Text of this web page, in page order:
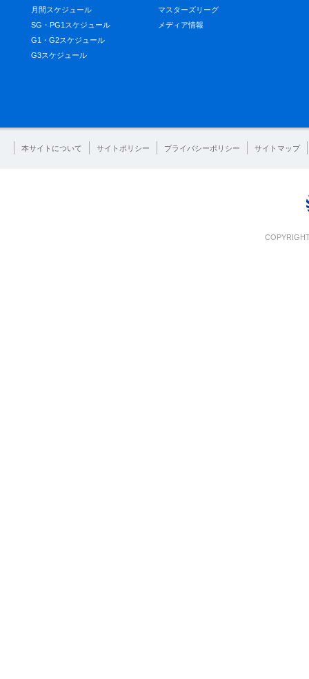
月間スケジュール
SG・PG1スケジュール
G1・G2スケジュール
G3スケジュール
マスターズリーグ
メディア情報
本サイトについて サイトポリシー プライバシーポリシー サイトマップ